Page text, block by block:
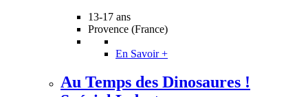
13-17 ans
Provence (France)
En Savoir +
Au Temps des Dinosaures !